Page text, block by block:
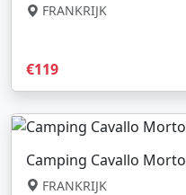
FRANKRIJK
€119
Camping Cavallo Morto
FRANKRIJK